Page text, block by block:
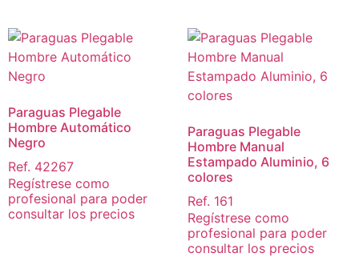
Paraguas Plegable
Hombre Automático
Negro
Ref. 42267
Regístrese como
profesional para poder
consultar los precios
Paraguas Plegable
Hombre Manual
Estampado Aluminio, 6
colores
Ref. 161
Regístrese como
profesional para poder
consultar los precios